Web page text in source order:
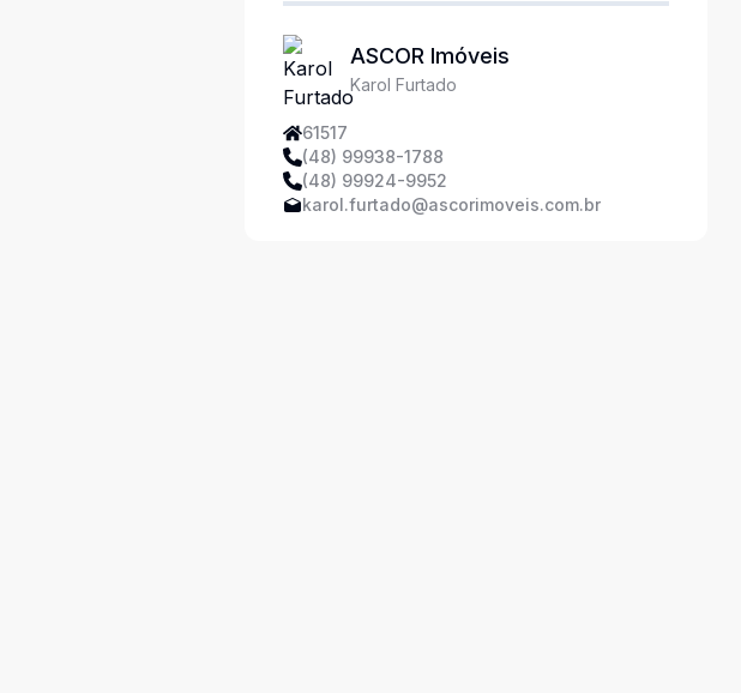
ASCOR Imóveis
Karol Furtado
61517
(48) 99938-1788
(48) 99924-9952
karol.furtado@ascorimoveis.com.br